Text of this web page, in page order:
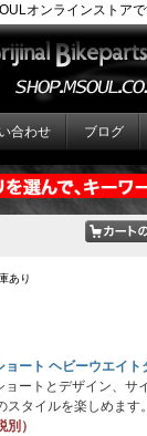
オンラインストア
合わせ ブログ
あり
ョート ヘビーウエイト
ョートとデザイン、サ
スタイルを楽しめます
）